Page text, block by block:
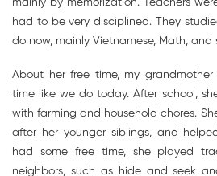
mainly by memorization. Teachers
had to be very disciplined. They
do now, mainly Vietnamese, Math, and
About her free time, my
time like we do today. After school,
with farming and household chores.
after her younger siblings, and
had some free time, she played
neighbors, such as hide and seek